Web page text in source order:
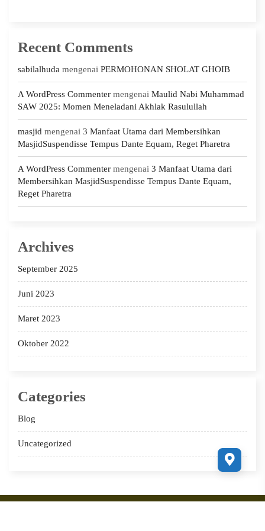
Recent Comments
sabilalhuda mengenai PERMOHONAN SHOLAT GHOIB
A WordPress Commenter mengenai Maulid Nabi Muhammad
SAW 2025: Momen Meneladani Akhlak Rasulullah
masjid mengenai 3 Manfaat Utama dari Membersihkan
MasjidSuspendisse Tempus Dante Equam, Reget Pharetra
A WordPress Commenter mengenai 3 Manfaat Utama dari
Membersihkan MasjidSuspendisse Tempus Dante Equam,
Reget Pharetra
Archives
September 2025
Juni 2023
Maret 2023
Oktober 2022
Categories
Blog
Uncategorized